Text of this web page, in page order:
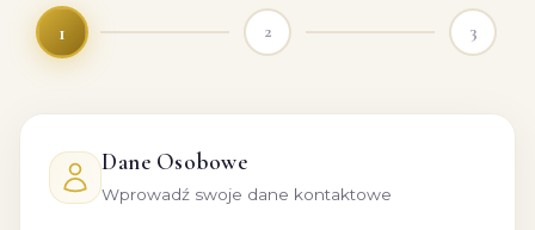
1 2 3
Dane Osobowe
Wprowadź swoje dane kontaktowe